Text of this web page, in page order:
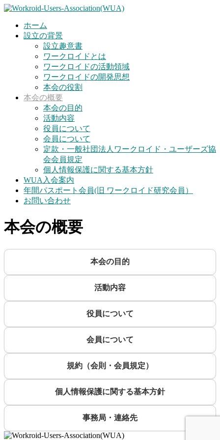
ホーム
設立の背景
設立趣意書
ワークロイドとは
ワークロイドの活動領域
ワークロイドの開発思想
本会の役割
本会の概要
本会の目的
活動内容
役員について
会員について
定款・一般社団法人ワークロイド・ユーザーズ協
会会員規定
個人情報保護に関する基本方針
WUA入会案内
年間パスポート会員(旧 ワークロイド研究会員）
お問い合わせ
本会の概要
本会の目的
活動内容
役員について
会員について
規約（会則・会員規定）
個人情報保護に関する基本方針
事務局・連絡先